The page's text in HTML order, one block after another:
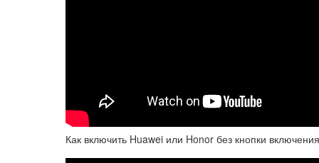
Как включить Huawei или Honor без кнопки